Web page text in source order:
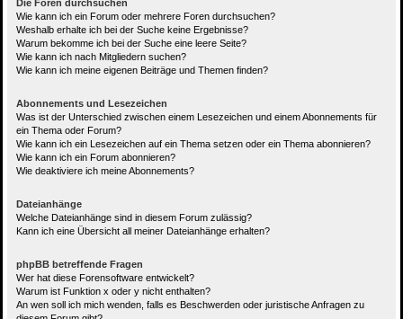
Die Foren durchsuchen
Wie kann ich ein Forum oder mehrere Foren durchsuchen?
Weshalb erhalte ich bei der Suche keine Ergebnisse?
Warum bekomme ich bei der Suche eine leere Seite?
Wie kann ich nach Mitgliedern suchen?
Wie kann ich meine eigenen Beiträge und Themen finden?
Abonnements und Lesezeichen
Was ist der Unterschied zwischen einem Lesezeichen und einem Abonnements für
ein Thema oder Forum?
Wie kann ich ein Lesezeichen auf ein Thema setzen oder ein Thema abonnieren?
Wie kann ich ein Forum abonnieren?
Wie deaktiviere ich meine Abonnements?
Dateianhänge
Welche Dateianhänge sind in diesem Forum zulässig?
Kann ich eine Übersicht all meiner Dateianhänge erhalten?
phpBB betreffende Fragen
Wer hat diese Forensoftware entwickelt?
Warum ist Funktion x oder y nicht enthalten?
An wen soll ich mich wenden, falls es Beschwerden oder juristische Anfragen zu